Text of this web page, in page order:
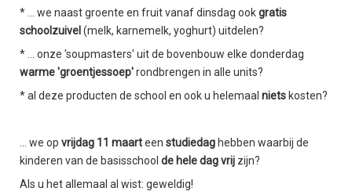
* ... we naast groente en fruit vanaf dinsdag ookgratis
schoolzuivel (melk, karnemelk, yoghurt) uitdelen?
* ... onze 'soupmasters' uit de bovenbouw elke donderdag
warme 'groentjessoep'rondbrengen in alle units?
* al deze producten de school en ook u helemaal niets kosten?
... we op vrijdag 11 maarteen studiedag hebben waarbij de
kinderen van de basisschool de hele dag vrij zijn?
Als u het allemaal al wist: geweldig!